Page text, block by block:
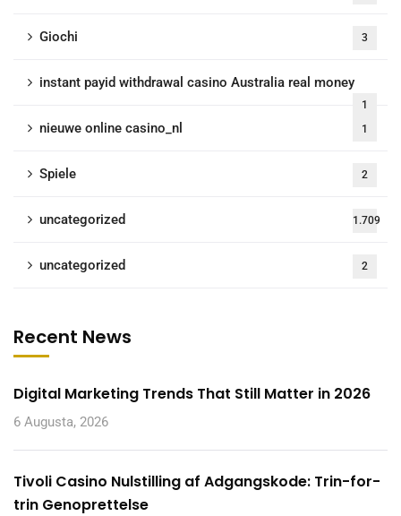
Giochi 3
instant payid withdrawal casino Australia real money
1
nieuwe online casino_nl 1
Spiele 2
uncategorized 1.709
uncategorized 2
Recent News
Digital Marketing Trends That Still Matter in 2026
6 Augusta, 2026
Tivoli Casino Nulstilling af Adgangskode: Trin-for-
trin Genoprettelse